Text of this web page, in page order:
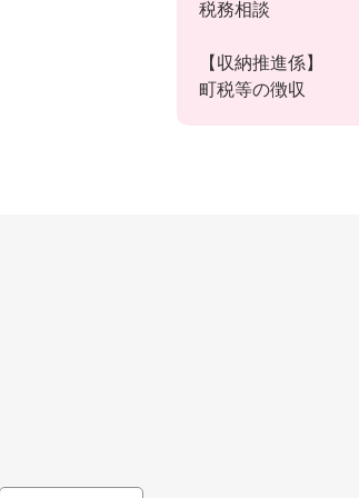
税務相談
【収納推進係】
町税等の徴収